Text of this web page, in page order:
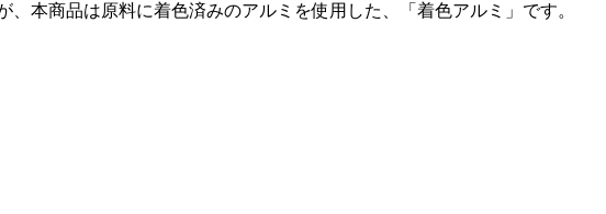
本商品は原料に着色済みのアルミを使用した、「着色アルミ」です。